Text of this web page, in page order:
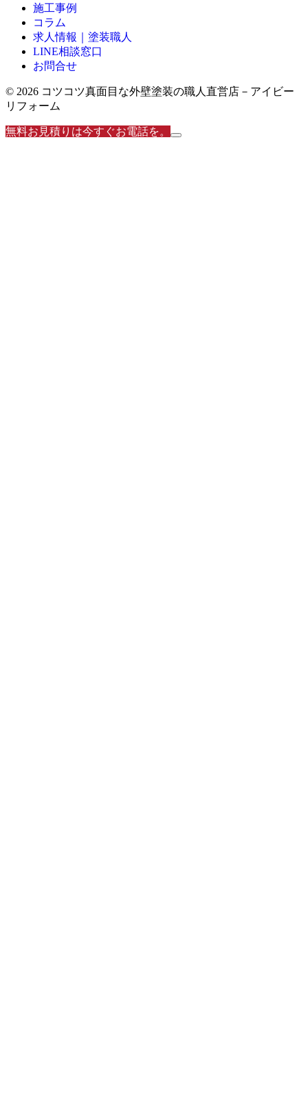
施工事例
コラム
求人情報｜塗装職人
LINE相談窓口
お問合せ
© 2026 コツコツ真面目な外壁塗装の職人直営店－アイビー
リフォーム
無料お見積りは今すぐお電話を。